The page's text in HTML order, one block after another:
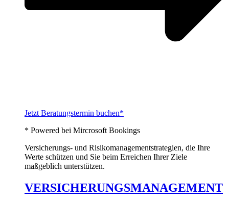
Jetzt Beratungstermin buchen*
* Powered bei Mircrosoft Bookings
Versicherungs- und Risikomanagementstrategien, die Ihre
Werte schützen und Sie beim Erreichen Ihrer Ziele
maßgeblich unterstützen.
VERSICHERUNGSMANAGEMENT